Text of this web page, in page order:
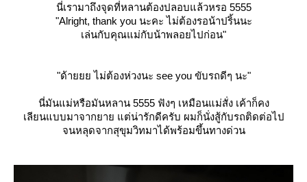
นี่เรามาถึงจุดที่หลานต้องปลอบแล้วหรอ 5555
"Alright, thank you นะคะ ไม่ต้องรอน้าปริ้นนะ
เล่นกับคุณแม่กับน้าพลอยไปก่อน"
"ด้ายยย ไม่ต้องห่วงนะ see you ขับรถดีๆ นะ"
นี่มันแม่หรือมันหลาน 5555 ฟังๆ เหมือนแม่สั่ง เค้าก็คง
เลียนแบบมาจากยาย แต่น่ารักดีครับ ผมก็นั่งสู้กับรถติดต่อไป
จนหลุดจากสุขุมวิทมาได้พร้อมขึ้นทางด่วน